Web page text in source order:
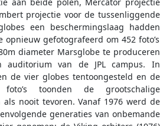
projectie voor de tussenliggende
een beschermingslaag hadden
opnieuw gefotografeerd om 452 foto’s
diameter Marsglobe te produceren
auditorium van de JPL campus. In
de vier globes tentoongesteld en de
toonden de grootschalige
nooit tevoren. Vanaf 1976 werd de
generaties van onbemande